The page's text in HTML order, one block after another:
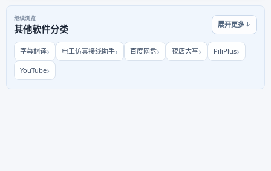
继续浏览
其他软件分类 展开更多
字幕翻译 电工仿真接线助手 百度网盘 夜店大亨 PiliPlus
YouTube